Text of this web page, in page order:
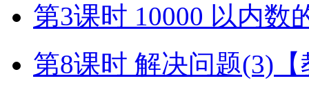
第3课时 10000 以内数
第8课时 解决问题(3)